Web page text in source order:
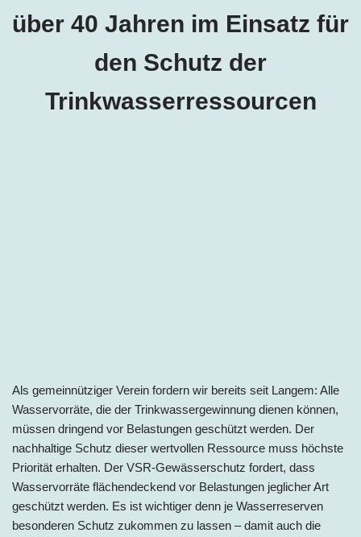
über 40 Jahren im Einsatz für
den Schutz der
Trinkwasserressourcen
Als gemeinnütziger Verein fordern wir bereits seit Langem: Alle
Wasservorräte, die der Trinkwassergewinnung dienen können,
müssen dringend vor Belastungen geschützt werden. Der
nachhaltige Schutz dieser wertvollen Ressource muss höchste
Priorität erhalten. Der VSR-Gewässerschutz fordert, dass
Wasservorräte flächendeckend vor Belastungen jeglicher Art
geschützt werden. Es ist wichtiger denn je Wasserreserven
besonderen Schutz zukommen zu lassen – damit auch die